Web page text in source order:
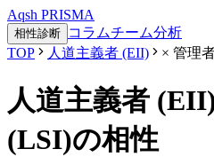
Aqsh PRISMA
相性診断 コラムチーム分析
TOP
人道主義者 (EII) × 管理
人道主義者
(LSI)の相性